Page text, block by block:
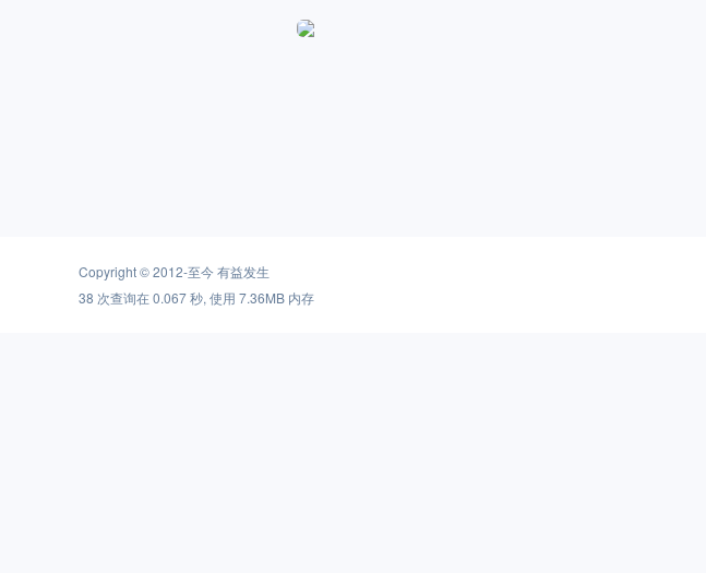
Copyright © 2012-至今有益发生
38 次查询在 0.067 秒, 使用 7.36MB 内存